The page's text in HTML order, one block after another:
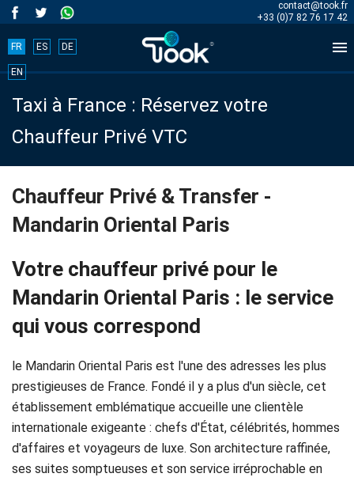
contact@took.fr
+33 (0)7 82 76 17 42

FR ES DE
EN
Taxi à France : Réservez votre
Chauffeur Privé VTC
Book
your
trip
now!
BOOK
Accueil
Réservation
Services
de
chauffeur
Chauffeur Privé & Transfer -
Mandarin Oriental Paris
Votre chauffeur privé pour le
Mandarin Oriental Paris : le service
qui vous correspond
le Mandarin Oriental Paris est l'une des adresses les plus
prestigieuses de France. Fondé il y a plus d'un siècle, cet
établissement emblématique accueille une clientèle
internationale exigeante : chefs d'État, célébrités, hommes
d'affaires et voyageurs de luxe. Son architecture raffinée,
ses suites somptueuses et son service irréprochable en